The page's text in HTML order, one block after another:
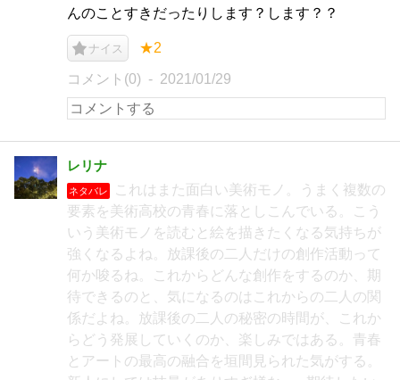
んのことすきだったりします？します？？
ナイス ★2
コメント(0) 2021/01/29
レリナ
ネタバレ
これはまた面白い美術モノ。うまく複数の
要素を美術高校の青春に落としこんでいる。こう
いう美術モノを読むと絵を描きたくなる気持ちが
強くなるよね。放課後の二人だけの創作活動って
何か唆るね。これからどんな創作をするのか、期
待できるのと、気になるのはこれからの二人の関
係だよね。放課後の二人の秘密の時間が、これか
らどう発展していくのか、楽しみではある。青春
とアートの最高の融合を垣間見られた気がする。